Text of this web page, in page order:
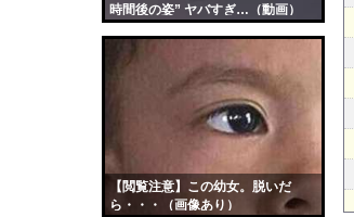
時間後の姿” ヤバすぎ…（動画）
【閲覧注意】この幼女。脱いだ
ら・・・（画像あり）
ンク
自動